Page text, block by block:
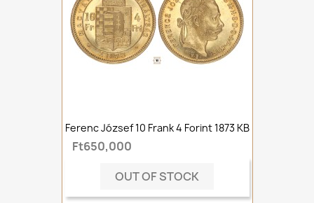
Ferenc József 10 Frank 4 Forint 1873 KB
Ft650,000
OUT OF STOCK